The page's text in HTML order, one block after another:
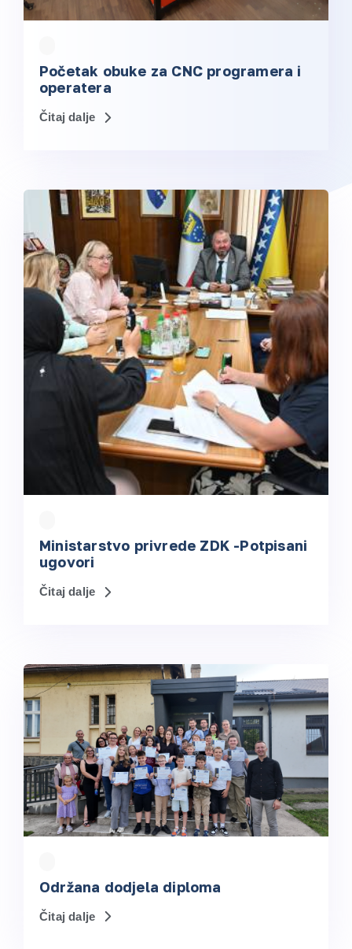
Početak obuke za CNC programera i
operatera
Čitaj dalje
Ministarstvo privrede ZDK -Potpisani
ugovori
Čitaj dalje
Održana dodjela diploma
Čitaj dalje